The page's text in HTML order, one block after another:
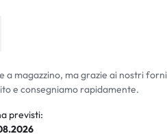
a magazzino, ma grazie ai nostri
e consegniamo rapidamente.
previsti: